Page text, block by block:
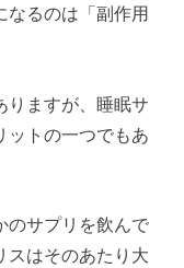
なるのは「副作用
りますが、睡眠サ
ットの一つでもあ
のサプリを飲んで
スはそのあたり大